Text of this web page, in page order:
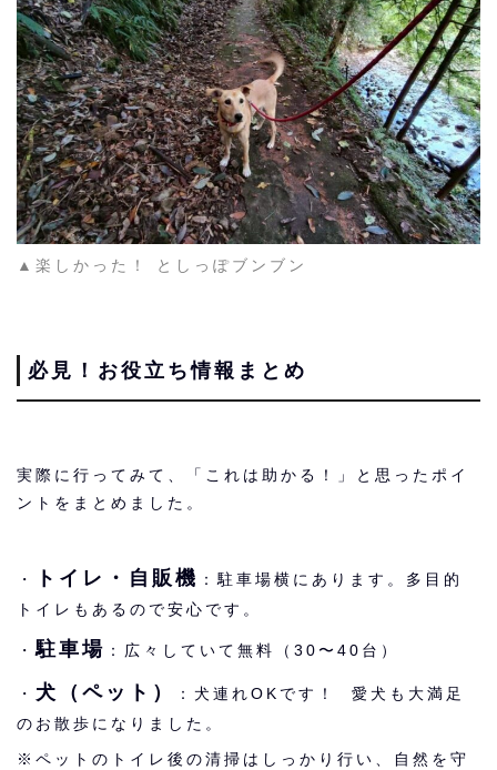
▲楽しかった！ としっぽブンブン
必見！お役立ち情報まとめ
実際に行ってみて、「これは助かる！」と思ったポイ
ントをまとめました。
・ トイレ・自販機 ：駐車場横にあります。多目的
トイレもあるので安心です。
・駐車場 ：広々していて無料（30〜40台）
・ 犬（ペット）
：犬連れOKです！ 愛犬も大満足
のお散歩になりました。
※ペットのトイレ後の清掃はしっかり行い、自然を守